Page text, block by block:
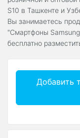
S10 в Ташкенте и
Вы занимаетесь
"Смартфоны
бесплатно
Добавить